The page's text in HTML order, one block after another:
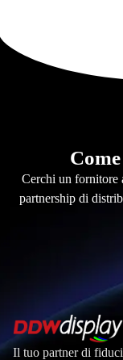
Cerchi un fornitore
partnership di
Il tuo partner di